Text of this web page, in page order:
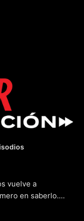
vuelve a
en saberlo.
el asesino en